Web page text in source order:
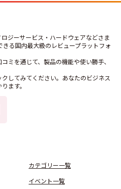
ジーサービス・ハードウェアなどさま
る国内最大級のレビュープラットフォ
ミを通じて、製品の機能や使い勝手、
してみてください。あなたのビジネス
ます。
カテゴリー一覧
イベント一覧